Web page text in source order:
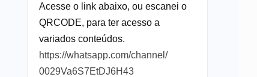
Acesse o link abaixo, ou escanei o
QRCODE, para ter acesso a
variados conteúdos.
https://whatsapp.com/channel/
0029Va6S7EtDJ6H43